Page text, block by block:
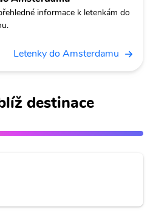
informace k letenkám do
Letenky do Amsterdamu
destinace